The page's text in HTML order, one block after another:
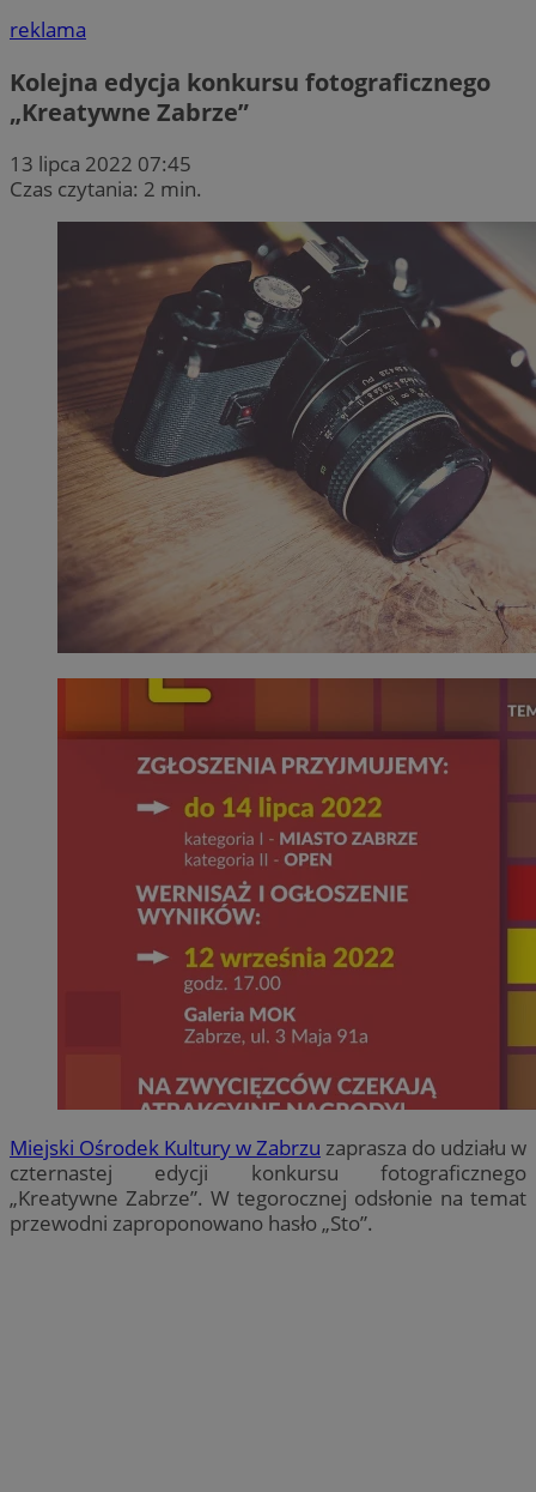
reklama
Kolejna edycja konkursu fotograficznego
„Kreatywne Zabrze”
13 lipca 2022 07:45
Czas czytania: 2 min.
Miejski Ośrodek Kultury w Zabrzu zaprasza do udziału w
czternastej edycji konkursu fotograficznego
„Kreatywne Zabrze”. W tegorocznej odsłonie na temat
przewodni zaproponowano hasło „Sto”.